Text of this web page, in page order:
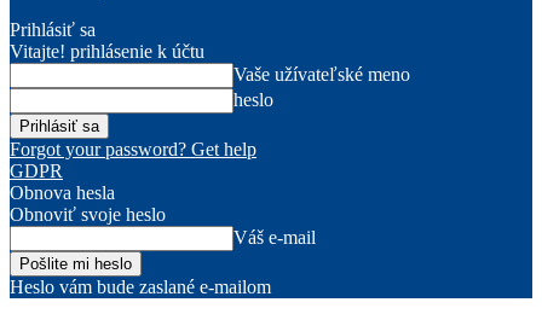
Prihlásiť sa
Vitajte! prihlásenie k účtu
Vaše užívateľské meno
heslo
Forgot your password? Get help
GDPR
Obnova hesla
Obnoviť svoje heslo
Váš e-mail
Heslo vám bude zaslané e-mailom